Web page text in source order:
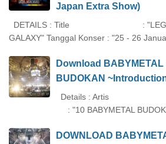
Japan Extra Show)
DETAILS : Title :
GALAXY" Tanggal Konser : "25 - 26
Download
BUDOKAN
Details : Artis :
: "10 BABYMETAL BUDOKAN
DOWNLOAD